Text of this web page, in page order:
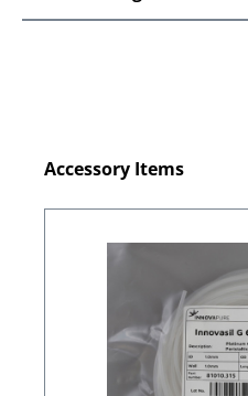
Produktgalerie überspringen
Accessory Items